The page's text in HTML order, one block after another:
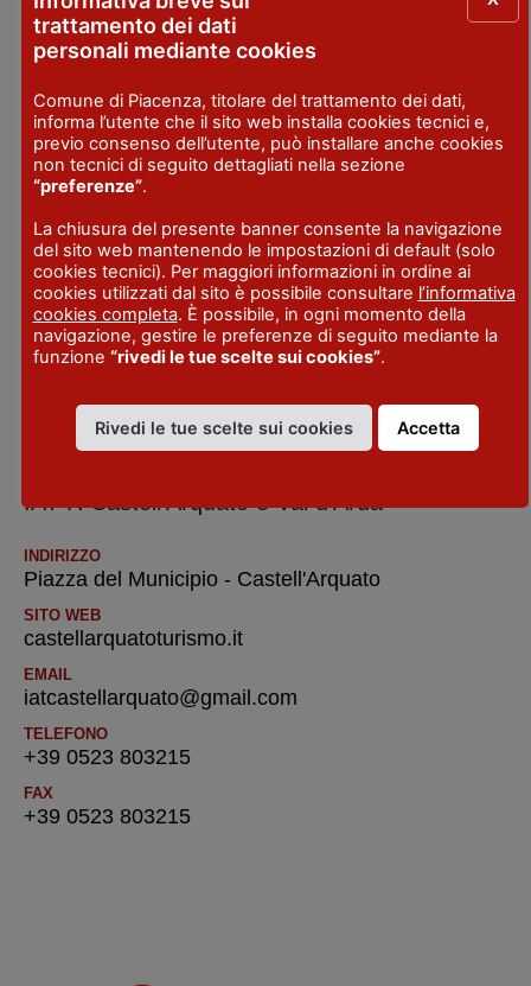
CHIUSURA SETTIMANALE
mercoledì
PERIODO DI APERTURA
marzo - dicembre
CARTE DI CREDITO
sì
TELEFONO
+39.0523.805154
EMAIL
info@larocca1964.it
www.larocca1964.it/pagine/il_ristorante.html
IAT R Castell’Arquato e Val d’Arda
INDIRIZZO
Piazza del Municipio - Castell'Arquato
SITO WEB
castellarquatoturismo.it
EMAIL
iatcastellarquato@gmail.com
TELEFONO
+39 0523 803215
FAX
+39 0523 803215
trattamento dei dati
personali mediante cookies
Comune di Piacenza, titolare del trattamento dei dati,
informa l’utente che il sito web installa cookies tecnici e,
previo consenso dell’utente, può installare anche cookies
non tecnici di seguito dettagliati nella sezione
“preferenze”.
La chiusura del presente banner consente la navigazione
del sito web mantenendo le impostazioni di default (solo
cookies tecnici). Per maggiori informazioni in ordine ai
cookies utilizzati dal sito è possibile consultare l’informativa
cookies completa. È possibile, in ogni momento della
navigazione, gestire le preferenze di seguito mediante la
funzione “rivedi le tue scelte sui cookies”.
Rivedi le tue scelte sui cookies Accetta